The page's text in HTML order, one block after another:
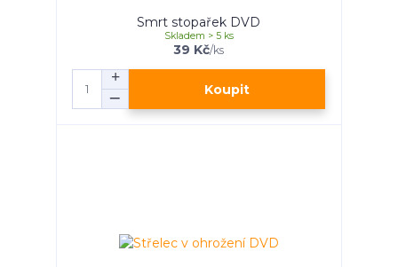
Smrt stopařek DVD
39 Kč/ks
Skladem > 5 ks
Koupit